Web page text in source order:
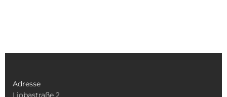
Adresse
Liobastraße 2